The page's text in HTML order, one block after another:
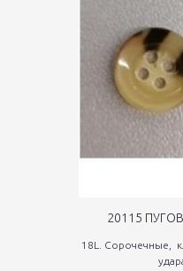
20115
18L. Сорочечные,